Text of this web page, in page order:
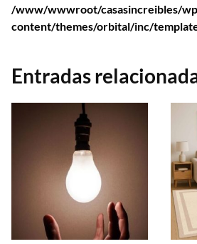
/www/wwwroot/casasincreibles/
content/themes/orbital/inc/
Entradas